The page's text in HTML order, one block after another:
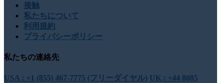
接触
私たちについて
利用規約
プライバシーポリシー
私たちの連絡先
USA : +1 (855) 467-7775 (フリーダイヤル) UK : +44 8085